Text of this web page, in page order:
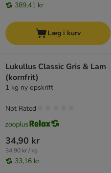
389,41 kr
Læg i kurv
Lukullus Classic Gris & Lam
(kornfrit)
1 kg ny opskrift
34,90 kr
34,90 kr / kg
33,16 kr
Not Rated